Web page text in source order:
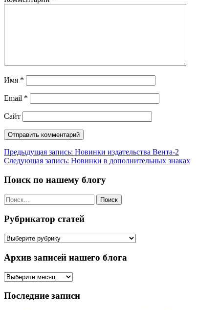
Имя *
Email *
Сайт
Навигация
по
записям
Предыдущая запись: Новинки издательства Вента-2
Следующая запись: Новинки в дополнительных знаках
Поиск по нашему блогу
Найти:
Рубрикатор статей
Рубрикатор
Архив записей нашего блога
Архив
нашего
Последние записи